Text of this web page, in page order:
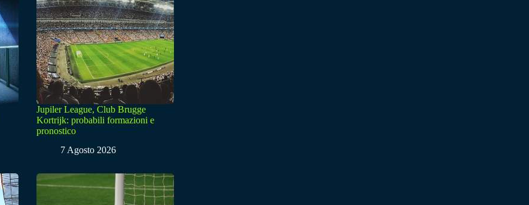
Jupiler League, Club Brugge
Kortrijk: probabili formazioni e
pronostico
7 Agosto 2026